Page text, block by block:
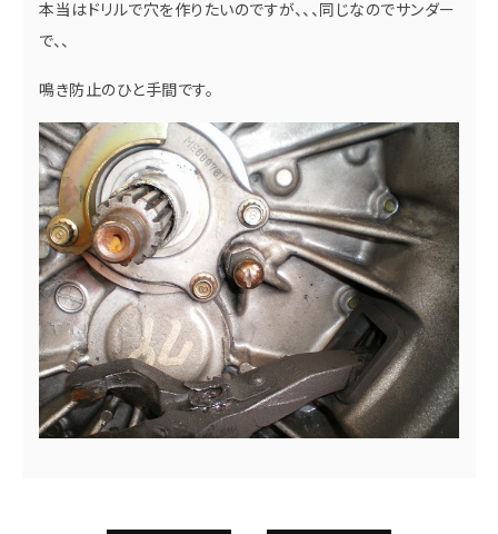
本当はドリルで穴を作りたいのですが、、、同じなのでサンダー
で、、
鳴き防止のひと手間です。